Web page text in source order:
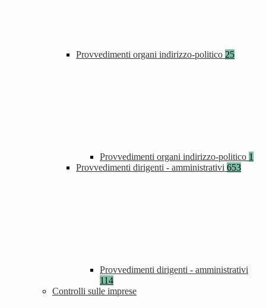
Provvedimenti organi indirizzo-politico 25
Provvedimenti organi indirizzo-politico 1
Provvedimenti dirigenti - amministrativi 653
Provvedimenti dirigenti - amministrativi
114
Controlli sulle imprese